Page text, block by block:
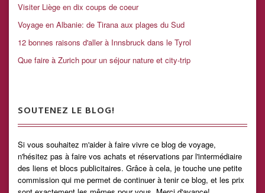
Visiter Liège en dix coups de coeur
Voyage en Albanie: de Tirana aux plages du Sud
12 bonnes raisons d'aller à Innsbruck dans le Tyrol
Que faire à Zurich pour un séjour nature et city-trip
SOUTENEZ LE BLOG!
Si vous souhaitez m'aider à faire vivre ce blog de voyage,
n'hésitez pas à faire vos achats et réservations par l'intermédiaire
des liens et blocs publicitaires. Grâce à cela, je touche une petite
commission qui me permet de continuer à tenir ce blog, et les prix